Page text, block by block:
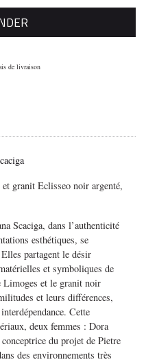
de livraison
granit Eclisseo noir argenté,
Scaciga, dans l’authenticité
esthétiques, se
partagent le désir
et symboliques de
Limoges et le granit noir
et leurs différences,
Cette
deux femmes : Dora
du projet de Pietre
des environnements très